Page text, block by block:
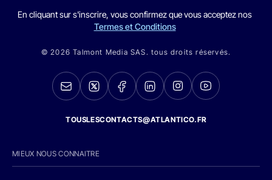
En cliquant sur s'inscrire, vous confirmez que vous acceptez nos
Termes et Conditions
© 2026 Talmont Media SAS. tous droits réservés.
TOUSLESCONTACTS@ATLANTICO.FR
MIEUX NOUS CONNAITRE